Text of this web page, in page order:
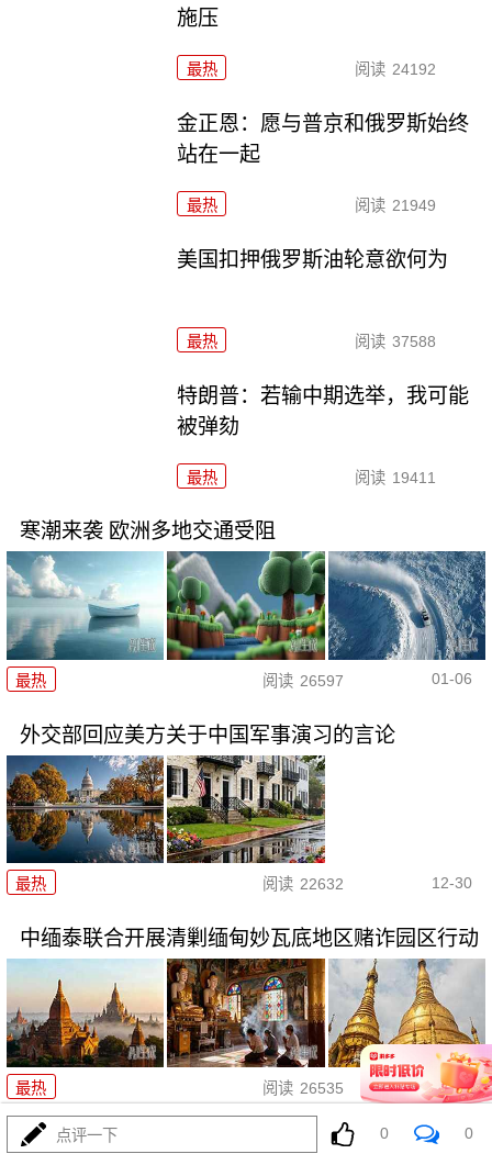
施压
最热 阅读 24192
金正恩：愿与普京和俄罗斯始终
站在一起
最热 阅读 21949
美国扣押俄罗斯油轮意欲何为
最热 阅读 37588
特朗普：若输中期选举，我可能
被弹劾
最热 阅读 19411
寒潮来袭 欧洲多地交通受阻
最热 阅读 26597 01-06
外交部回应美方关于中国军事演习的言论
最热 阅读 22632 12-30
中缅泰联合开展清剿缅甸妙瓦底地区赌诈园区行动
最热 阅读 26535 12-26
普京致电金正恩：将加强两国友
点评一下 0 0